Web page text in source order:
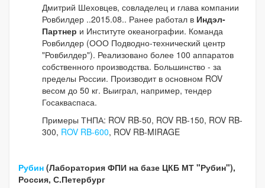
Дмитрий Шеховцев, совладелец и глава компании
Ровбилдер ..2015.08.. Ранее работал в Индэл-
Партнер и Институте океанографии. Команда
Ровбилдер (ООО Подводно-технический центр
"Ровбилдер"). Реализовано более 100 аппаратов
собственного производства. Большинство - за
пределы России. Производит в основном ROV
весом до 50 кг. Выиграл, например, тендер
Госакваспаса.
Примеры ТНПА: ROV RB-50, ROV RB-150, ROV RB-
300, ROV RB-600, ROV RB-MIRAGE
Рубин (Лаборатория ФПИ на базе ЦКБ МТ "Рубин"),
Россия, С.Петербург